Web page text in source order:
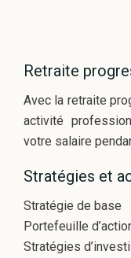
Retraite
Avec la retraite
activité
votre salaire
Stratégies et
Stratégie de base
Portefeuille
Stratégies